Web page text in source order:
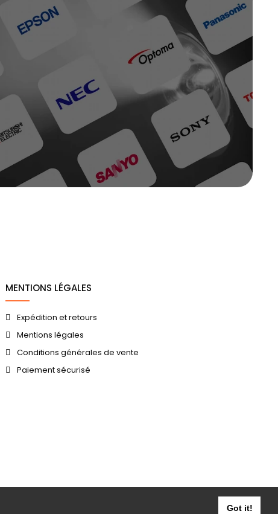
Got it!
MENTIONS LÉGALES
Expédition et retours
Mentions légales
Conditions générales de vente
Paiement sécurisé